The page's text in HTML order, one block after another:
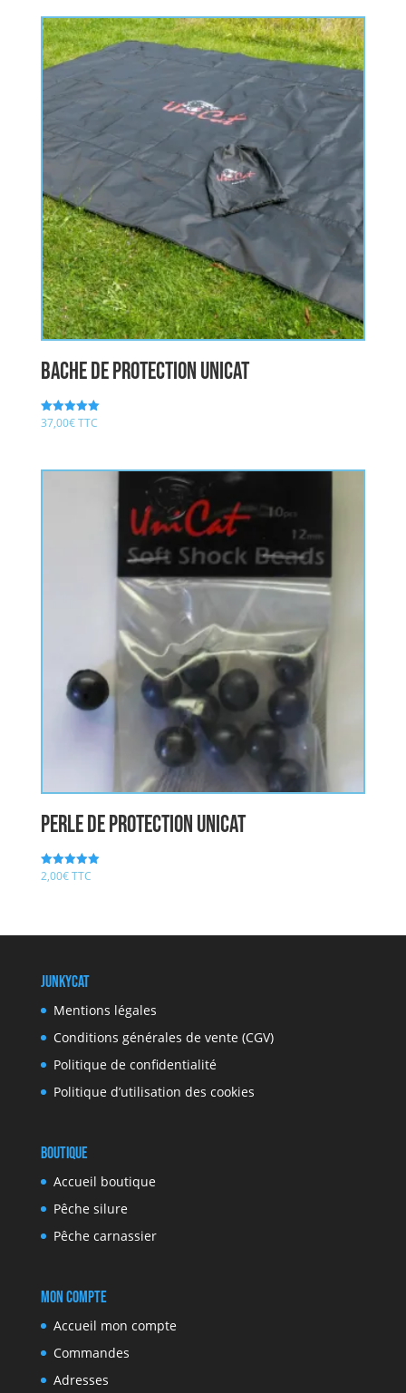
bache de protection UNICAT
Note
5.00
37,00€TTC
Perle de protection UNICAT
Note
4.94
2,00€TTC
JunkyCat
Mentions légales
Conditions générales de vente (CGV)
Politique de confidentialité
Politique d’utilisation des cookies
Boutique
Accueil boutique
Pêche silure
Pêche carnassier
Mon compte
Accueil mon compte
Commandes
Adresses